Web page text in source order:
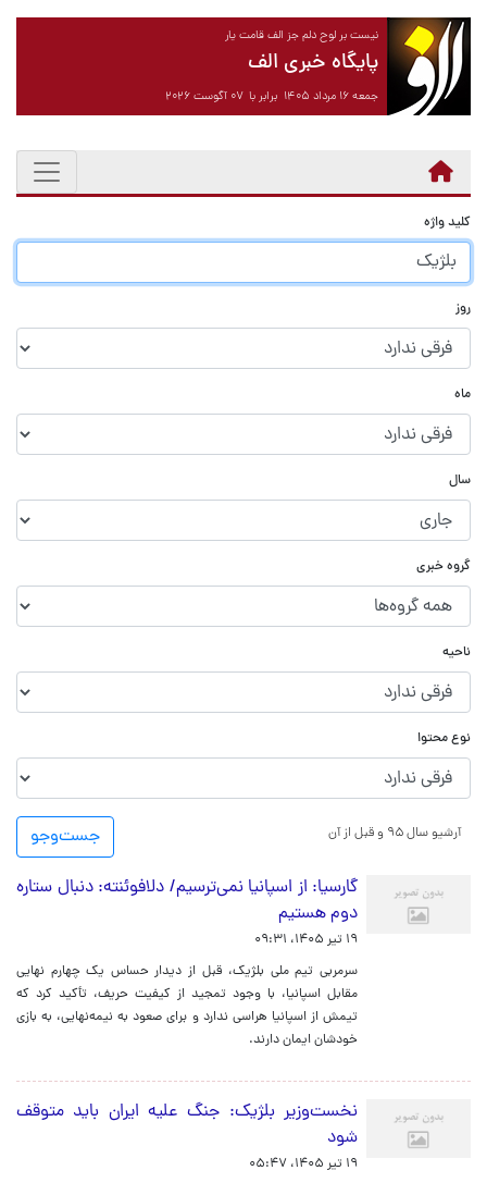
نیست بر لوح دلم جز الف قامت یار
پایگاه خبری الف
جمعه ۱۶ مرداد ۱۴۰۵ برابر با ۰۷ آگوست ۲۰۲۶
کلید واژه
روز
ماه
سال
گروه خبری
ناحیه
نوع محتوا
جست‌و‌جو آرشیو سال ۹۵ و قبل از آن
گارسیا: از اسپانیا نمی‌ترسیم/ دلافوئنته: دنبال ستاره
دوم هستیم
۱۹ تیر ۱۴۰۵، ۰۹:۳۱
سرمربی تیم ملی بلژیک، قبل از دیدار حساس یک‌ چهارم نهایی
مقابل اسپانیا، با وجود تمجید از کیفیت حریف، تأکید کرد که
تیمش از اسپانیا هراسی ندارد و برای صعود به نیمه‌نهایی، به بازی
خودشان ایمان دارند.
نخست‌وزیر بلژیک: جنگ علیه ایران باید متوقف
شود
۱۹ تیر ۱۴۰۵، ۰۵:۴۷